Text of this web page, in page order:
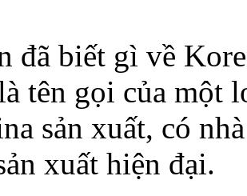
đã biết gì về
tên gọi của một
sản xuất, có
xuất hiện